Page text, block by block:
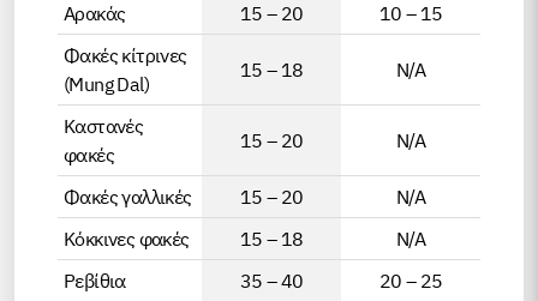
Αρακάς 15 – 20
10 – 15
Φακές κίτρινες
(Mung Dal)
15 – 18 N/A
Καστανές
φακές
15 – 20 N/A
Φακές γαλλικές 15 – 20
N/A
Κόκκινες φακές
15 – 18
N/A
Ρεβίθια
35 – 40 20 – 25